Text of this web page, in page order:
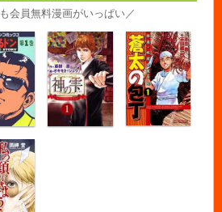
会員無料漫画がいっぱい／